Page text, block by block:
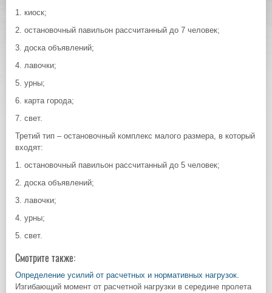
1. киоск;
2. остановочный павильон рассчитанный до 7 человек;
3. доска объявлений;
4. лавочки;
5. урны;
6. карта города;
7. свет.
Третий тип ‒ остановочный комплекс малого размера, в который
входят:
1. остановочный павильон рассчитанный до 5 человек;
2. доска объявлений;
3. лавочки;
4. урны;
5. свет.
Смотрите также:
Определение усилий от расчетных и нормативных нагрузок.
Изгибающий момент от расчетной нагрузки в середине пролета